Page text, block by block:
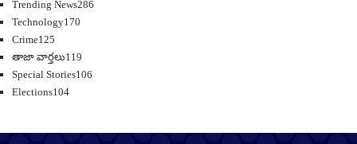
Trending News286
Technology170
Crime125
తాజా వార్తలు119
Special Stories106
Elections104